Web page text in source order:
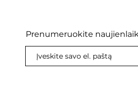
Prenumeruokite